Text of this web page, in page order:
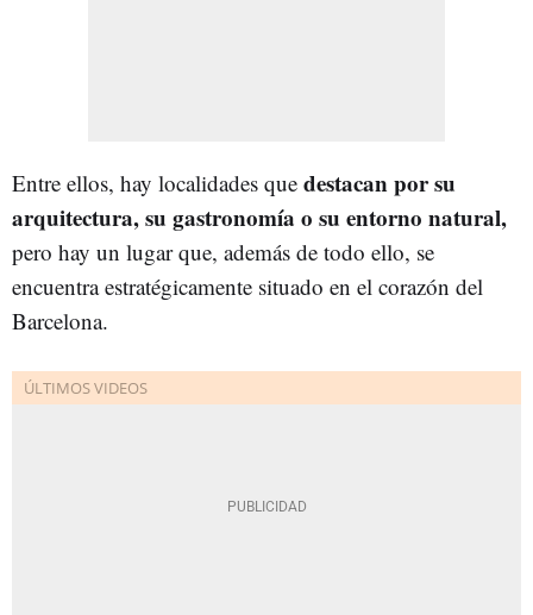
Entre ellos, hay localidades que destacan por su
arquitectura, su gastronomía o su entorno natural,
pero hay un lugar que, además de todo ello, se
encuentra estratégicamente situado en el corazón del
Barcelona.